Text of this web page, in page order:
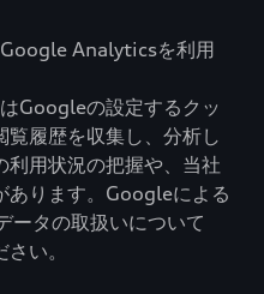
Analyticsを利用
Googleの設定するクッ
覧履歴を収集し、分析し
利用状況の把握や、当社
あります。Googleによる
タの取扱いについて
い。